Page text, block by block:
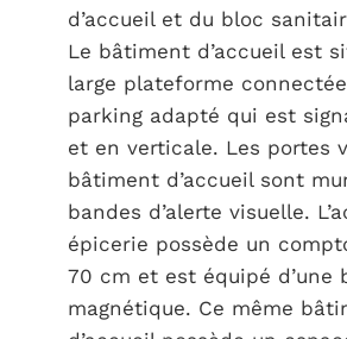
d’accueil et du bloc
Le bâtiment d’accueil est
large plateforme
parking adapté qui est
et en verticale. Les portes
bâtiment d’accueil sont
bandes d’alerte visuelle.
épicerie possède un
70 cm et est équipé d’une
magnétique. Ce même